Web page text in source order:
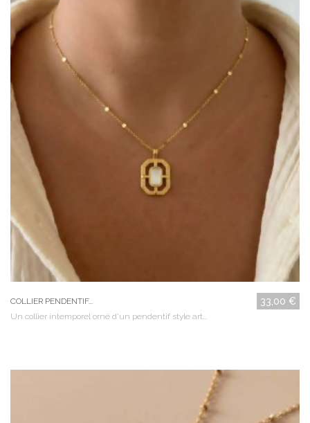
COLLIER PENDENTIF... 33,00 €
Un collier intemporel orné d'un pendentif style art...